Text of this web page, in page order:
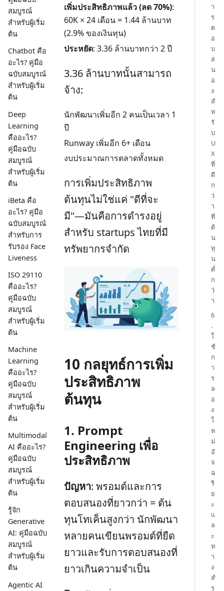
สมบูรณ์
สำหรับผู้เริ่ม
ต้น
Chatbot คือ
อะไร? คู่มือ
ฉบับสมบูรณ์
สำหรับผู้เริ่ม
ต้น
Deep
Learning
คืออะไร?
คู่มือฉบับ
สมบูรณ์
สำหรับผู้เริ่ม
ต้น
iBeta คือ
อะไร? คู่มือ
ฉบับสมบูรณ์
สำหรับการ
รับรอง Face
Liveness
ISO 29110
คืออะไร?
คู่มือฉบับ
สมบูรณ์
สำหรับผู้เริ่ม
ต้น
Machine
Learning
คืออะไร?
คู่มือฉบับ
สมบูรณ์
สำหรับผู้เริ่ม
ต้น
Multimodal
AI คืออะไร?
คู่มือฉบับ
สมบูรณ์
สำหรับผู้เริ่ม
ต้น
รู้จัก
Generative
AI: คู่มือฉบับ
สมบูรณ์
สำหรับผู้เริ่ม
ต้น
Agentic AI
เพิ่มประสิทธิภาพแล้ว (ลด 70%):
60K × 24 เดือน = 1.44 ล้านบาท
(2.9% ของเงินทุน)
ประหยัด: 3.36 ล้านบาทกว่า 2 ปี
3.36 ล้านบาทนั้นสามารถ
จ้าง:
นักพัฒนาเพิ่มอีก 2 คนเป็นเวลา 1
ปี
Runway เพิ่มอีก 6+ เดือน
งบประมาณการตลาดทั้งหมด
การเพิ่มประสิทธิภาพ
ต้นทุนไม่ใช่แค่ "ดีที่จะ
มี"—มันคือการดำรงอยู่
สำหรับ startups ไทยที่มี
ทรัพยากรจำกัด
10 กลยุทธ์การเพิ่ม
ประสิทธิภาพ
ต้นทุน
1. Prompt
Engineering เพื่อ
ประสิทธิภาพ
ปัญหา: พรอมต์และการ
ตอบสนองที่ยาวกว่า = ต้น
ทุนโทเค็นสูงกว่า นักพัฒนา
หลายคนเขียนพรอมต์ที่ยืด
ยาวและรับการตอบสนองที่
ยาวเกินความจำเป็น
า
ร
ต
อ
บ
ส
น
อ
ง
สำ
ห
รั
บ
U
X
ที่
ดี
ก
ว่
า
ที่
ต้
น
ทุ
น
ต่ำ
ก
ว่
า
6
.
ใ
ช้
ก
า
ร
ล
อ
ง
ใ
ห
ม่
อั
จ
ฉ
ริ
ย
ะ
แ
ล
ะ
ท
า
ง
สำ
ร